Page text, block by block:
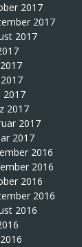
2017
2017
2017
2017
2017
2017
2017
2016
2016
2016
2016
2016